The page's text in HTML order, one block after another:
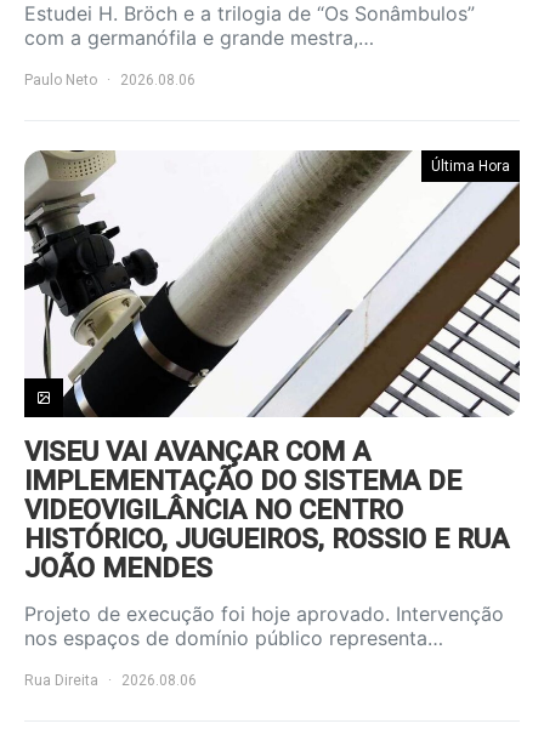
Estudei H. Bröch e a trilogia de “Os Sonâmbulos”
com a germanófila e grande mestra,…
Paulo Neto 2026.08.06
Última Hora
VISEU VAI AVANÇAR COM A
IMPLEMENTAÇÃO DO SISTEMA DE
VIDEOVIGILÂNCIA NO CENTRO
HISTÓRICO, JUGUEIROS, ROSSIO E RUA
JOÃO MENDES
Projeto de execução foi hoje aprovado. Intervenção
nos espaços de domínio público representa…
Rua Direita 2026.08.06